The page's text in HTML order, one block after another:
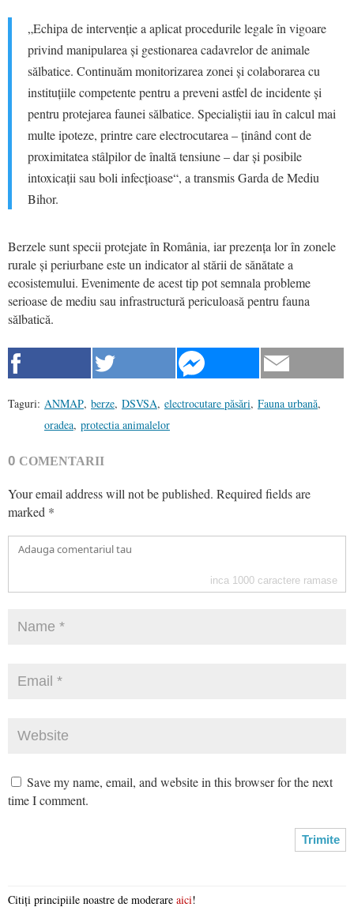
„Echipa de intervenție a aplicat procedurile legale în vigoare
privind manipularea și gestionarea cadavrelor de animale
sălbatice. Continuăm monitorizarea zonei și colaborarea cu
instituțiile competente pentru a preveni astfel de incidente și
pentru protejarea faunei sălbatice. Specialiștii iau în calcul mai
multe ipoteze, printre care electrocutarea – ținând cont de
proximitatea stâlpilor de înaltă tensiune – dar și posibile
intoxicații sau boli infecțioase“, a transmis Garda de Mediu
Bihor.
Berzele sunt specii protejate în România, iar prezența lor în zonele
rurale și periurbane este un indicator al stării de sănătate a
ecosistemului. Evenimente de acest tip pot semnala probleme
serioase de mediu sau infrastructură periculoasă pentru fauna
sălbatică.
Taguri: ANMAP, berze, DSVSA, electrocutare păsări, Fauna urbană,
oradea, protectia animalelor
0 COMENTARII
Your email address will not be published. Required fields are
marked *
inca 1000 caractere ramase
Save my name, email, and website in this browser for the next
time I comment.
Citiți principiile noastre de moderare aici!